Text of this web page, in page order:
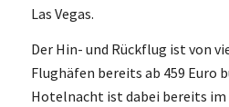
Las Vegas.
Der Hin- und Rückflug ist von
Flughäfen bereits ab 459 Euro
Hotelnacht ist dabei bereits im